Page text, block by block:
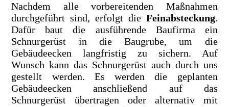
Nachdem alle vorbereitenden Maßnahmen
durchgeführt sind, erfolgt die Feinabsteckung.
Dafür baut die ausführende Baufirma ein
Schnurgerüst in die Baugrube, um die
Gebäudeecken langfristig zu sichern. Auf
Wunsch kann das Schnurgerüst auch durch uns
gestellt werden. Es werden die geplanten
Gebäudeecken anschließend auf das
Schnurgerüst übertragen oder alternativ mit